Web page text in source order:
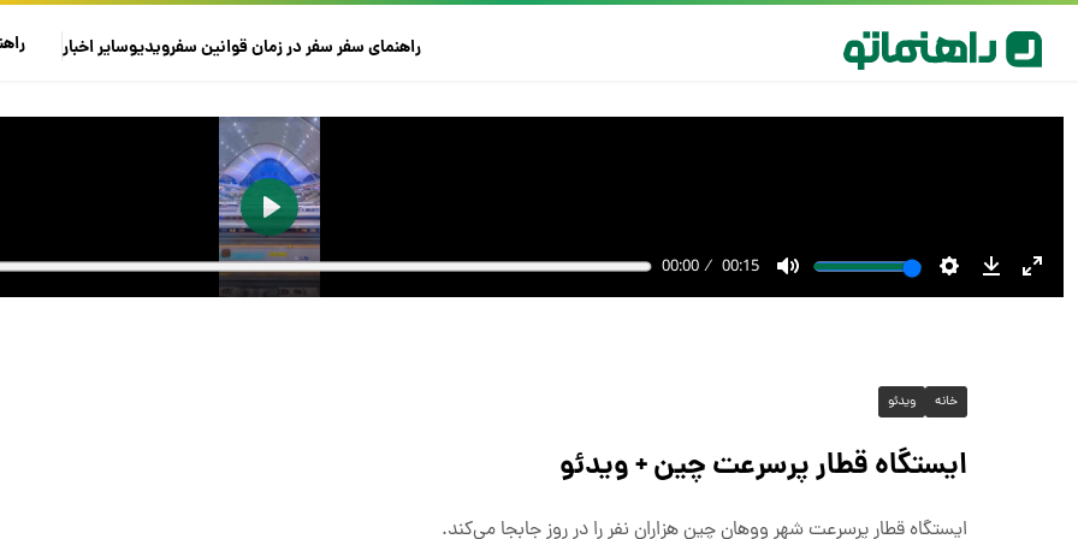
راهنمای سفرسفر در زمانقوانین سفرویدیوسایراخبار
خانه ویدئو
ایستگاه قطار پرسرعت چین + ویدئو
ایستگاه قطار پرسرعت شهر ووهان چین هزاران نفر را در روز جابجا می‌کند.